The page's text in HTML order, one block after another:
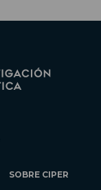
SOBRE CIPER